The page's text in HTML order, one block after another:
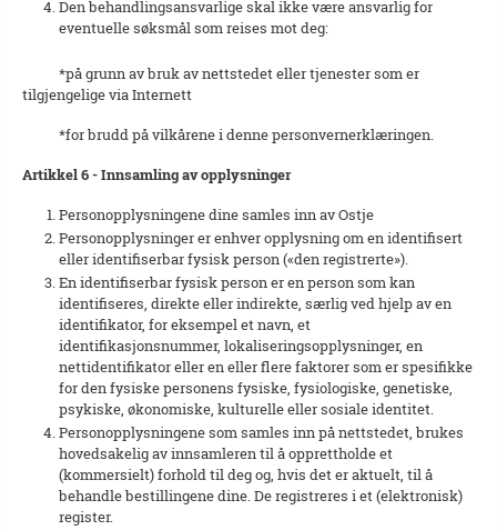
Den behandlingsansvarlige skal ikke være ansvarlig for
eventuelle søksmål som reises mot deg:
*på grunn av bruk av nettstedet eller tjenester som er
tilgjengelige via Internett
*for brudd på vilkårene i denne personvernerklæringen.
Artikkel 6 - Innsamling av opplysninger
Personopplysningene dine samles inn av Ostje
Personopplysninger er enhver opplysning om en identifisert
eller identifiserbar fysisk person («den registrerte»).
En identifiserbar fysisk person er en person som kan
identifiseres, direkte eller indirekte, særlig ved hjelp av en
identifikator, for eksempel et navn, et
identifikasjonsnummer, lokaliseringsopplysninger, en
nettidentifikator eller en eller flere faktorer som er spesifikke
for den fysiske personens fysiske, fysiologiske, genetiske,
psykiske, økonomiske, kulturelle eller sosiale identitet.
Personopplysningene som samles inn på nettstedet, brukes
hovedsakelig av innsamleren til å opprettholde et
(kommersielt) forhold til deg og, hvis det er aktuelt, til å
behandle bestillingene dine. De registreres i et (elektronisk)
register.